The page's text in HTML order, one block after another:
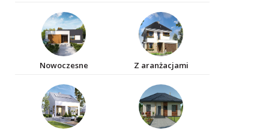
Nowoczesne Z aranżacjami